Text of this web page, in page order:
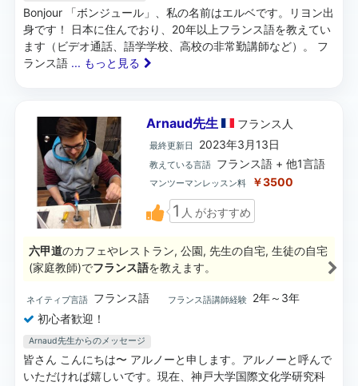
Bonjour 「ボンジュール」、私の名前はエルベです。リヨン出
身です！ 日本に住んでおり、20年以上フランス語を教えてい
ます（ビデオ通話、語学学校、高校の非常勤講師など）。 フ
ランス語 ... もっと見る
Arnaud先生 フランス 人
最終更新日 2023年3月13日
教えている言語 フランス語 + 他1言語
マンツーマンレッスン料 ￥3500
1 人 がおすすめ
六甲道のカフェやレストラン, 公園, 先生の自宅, 生徒の自宅
(家庭教師)でフランス語を教えます。
ネイティブ言語 フランス語 フランス語講師経験
2年～3年
初心者歓迎！
Arnaud先生からのメッセージ
皆さん こんにちは〜 アルノーと申します。アルノーと呼んで
いただければ嬉しいです。現在、神戸大学国際文化学研究科